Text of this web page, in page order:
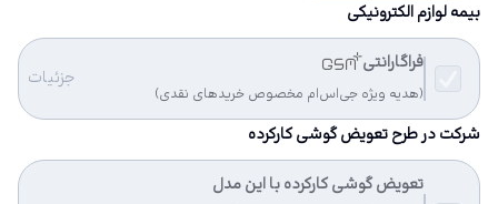
بیمه لوازم الکترونیکی
فراگارانتی
(هدیه ویژه جی‌اس‌ام مخصوص خریدهای نقدی)
جزئیات
شرکت در طرح تعویض گوشی کارکرده
تعویض گوشی کارکرده با این مدل